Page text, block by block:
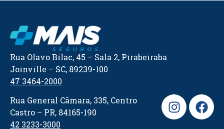
Rua Olavo Bilac, 45 – Sala 2, Pirabeiraba
Joinville – SC, 89239-100
47 3464-2000
Rua General Câmara, 335, Centro
Castro – PR, 84165-190
42 3233-3000